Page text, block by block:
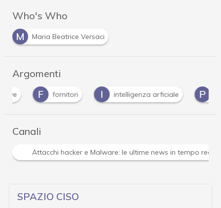
Who's Who
M
Maria Beatrice Versaci
Argomenti
F
fornitori I intelligenza arficiale P phishing
Canali
Attacchi hacker e Malware: le ultime news in tempo
SPAZIO CISO